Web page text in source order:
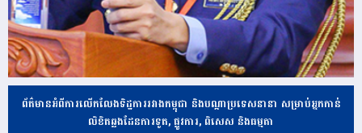
ព័ត៌មានអំពីការលើកលែងទិដ្ឋការរវាងកម្ពុជា និងបណ្ដាប្រទេសនានា សម្រាប់អ្នកកាន់
លិខិតឆ្លងដែនការទូត, ផ្លូវការ, ពិសេស និងធម្មតា